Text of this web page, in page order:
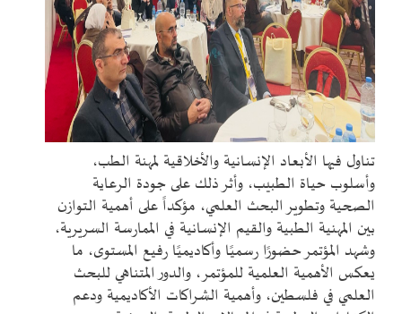
تناول فيها الأبعاد الإنسانية والأخلاقية لمهنة الطب،
وأسلوب حياة الطبيب، وأثر ذلك على جودة الرعاية
الصحية وتطوير البحث العلمي، مؤكداً على أهمية التوازن
بين المهنية الطبية والقيم الإنسانية في الممارسة السريرية،
وشهد المؤتمر حضورًا رسميًا وأكاديميًا رفيع المستوى، ما
يعكس الأهمية العلمية للمؤتمر، والدور المتناهي للبحث
العلمي في فلسطين، وأهمية الشراكات الأكاديمية ودعم